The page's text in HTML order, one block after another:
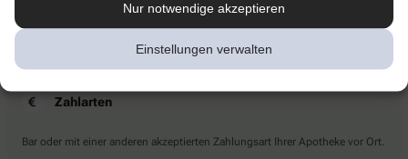
Nur notwendige akzeptieren
Einstellungen verwalten
Kontaktieren Sie uns direkt.
Zahlarten
Bar oder mit einer anderen akzeptierten Zahlungsart Ihrer Apotheke vor Ort.